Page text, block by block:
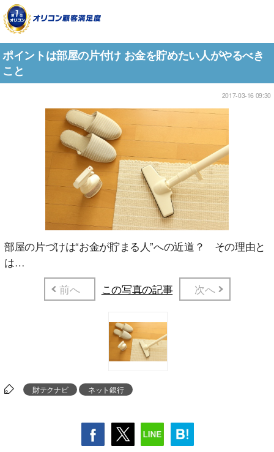
ポイントは部屋の片付け お金を貯めたい人がやるべき
こと
2017-03-16 09:30
部屋の片づけは“お金が貯まる人”への近道？ その理由と
は…
前へ
この写真の記事 次へ
財テクナビ ネット銀行